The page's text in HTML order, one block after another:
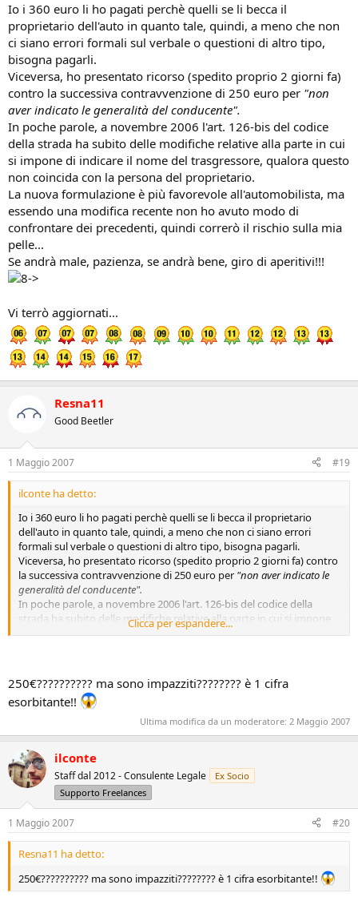
Io i 360 euro li ho pagati perchè quelli se li becca il
proprietario dell'auto in quanto tale, quindi, a meno che non
ci siano errori formali sul verbale o questioni di altro tipo,
bisogna pagarli.
Viceversa, ho presentato ricorso (spedito proprio 2 giorni fa)
contro la successiva contravvenzione di 250 euro per "non
aver indicato le generalità del conducente".
In poche parole, a novembre 2006 l'art. 126-bis del codice
della strada ha subito delle modifiche relative alla parte in cui
si impone di indicare il nome del trasgressore, qualora questo
non coincida con la persona del proprietario.
La nuova formulazione è più favorevole all'automobilista, ma
essendo una modifica recente non ho avuto modo di
confrontare dei precedenti, quindi correrò il rischio sulla mia
pelle...
Se andrà male, pazienza, se andrà bene, giro di aperitivi!!!
Vi terrò aggiornati...
Resna11
Good Beetler
1 Maggio 2007 #19
ilconte ha detto:
Io i 360 euro li ho pagati perchè quelli se li becca il proprietario
dell'auto in quanto tale, quindi, a meno che non ci siano errori
formali sul verbale o questioni di altro tipo, bisogna pagarli.
Viceversa, ho presentato ricorso (spedito proprio 2 giorni fa) contro
la successiva contravvenzione di 250 euro per "non aver indicato le
generalità del conducente".
In poche parole, a novembre 2006 l'art. 126-bis del codice della
strada ha subito delle modifiche relative alla parte in cui si impone
di indicare il nome del trasgressore, qualora questo non coincida
essendo una modifica recente non ho avuto modo di confrontare
dei precedenti, quindi correrò il rischio sulla mia pelle...
Se andrà male, pazienza, se andrà bene, giro di aperitivi!!!
Vi terrò aggiornati...
Clicca per espandere...
250€?????????? ma sono impazziti???????? è 1 cifra
esorbitante!!
Ultima modifica da un moderatore: 2 Maggio 2007
ilconte
Staff dal 2012 - Consulente Legale
Ex Socio
Supporto Freelances
1 Maggio 2007 #20
Resna11 ha detto:
250€?????????? ma sono impazziti???????? è 1 cifra esorbitante!!